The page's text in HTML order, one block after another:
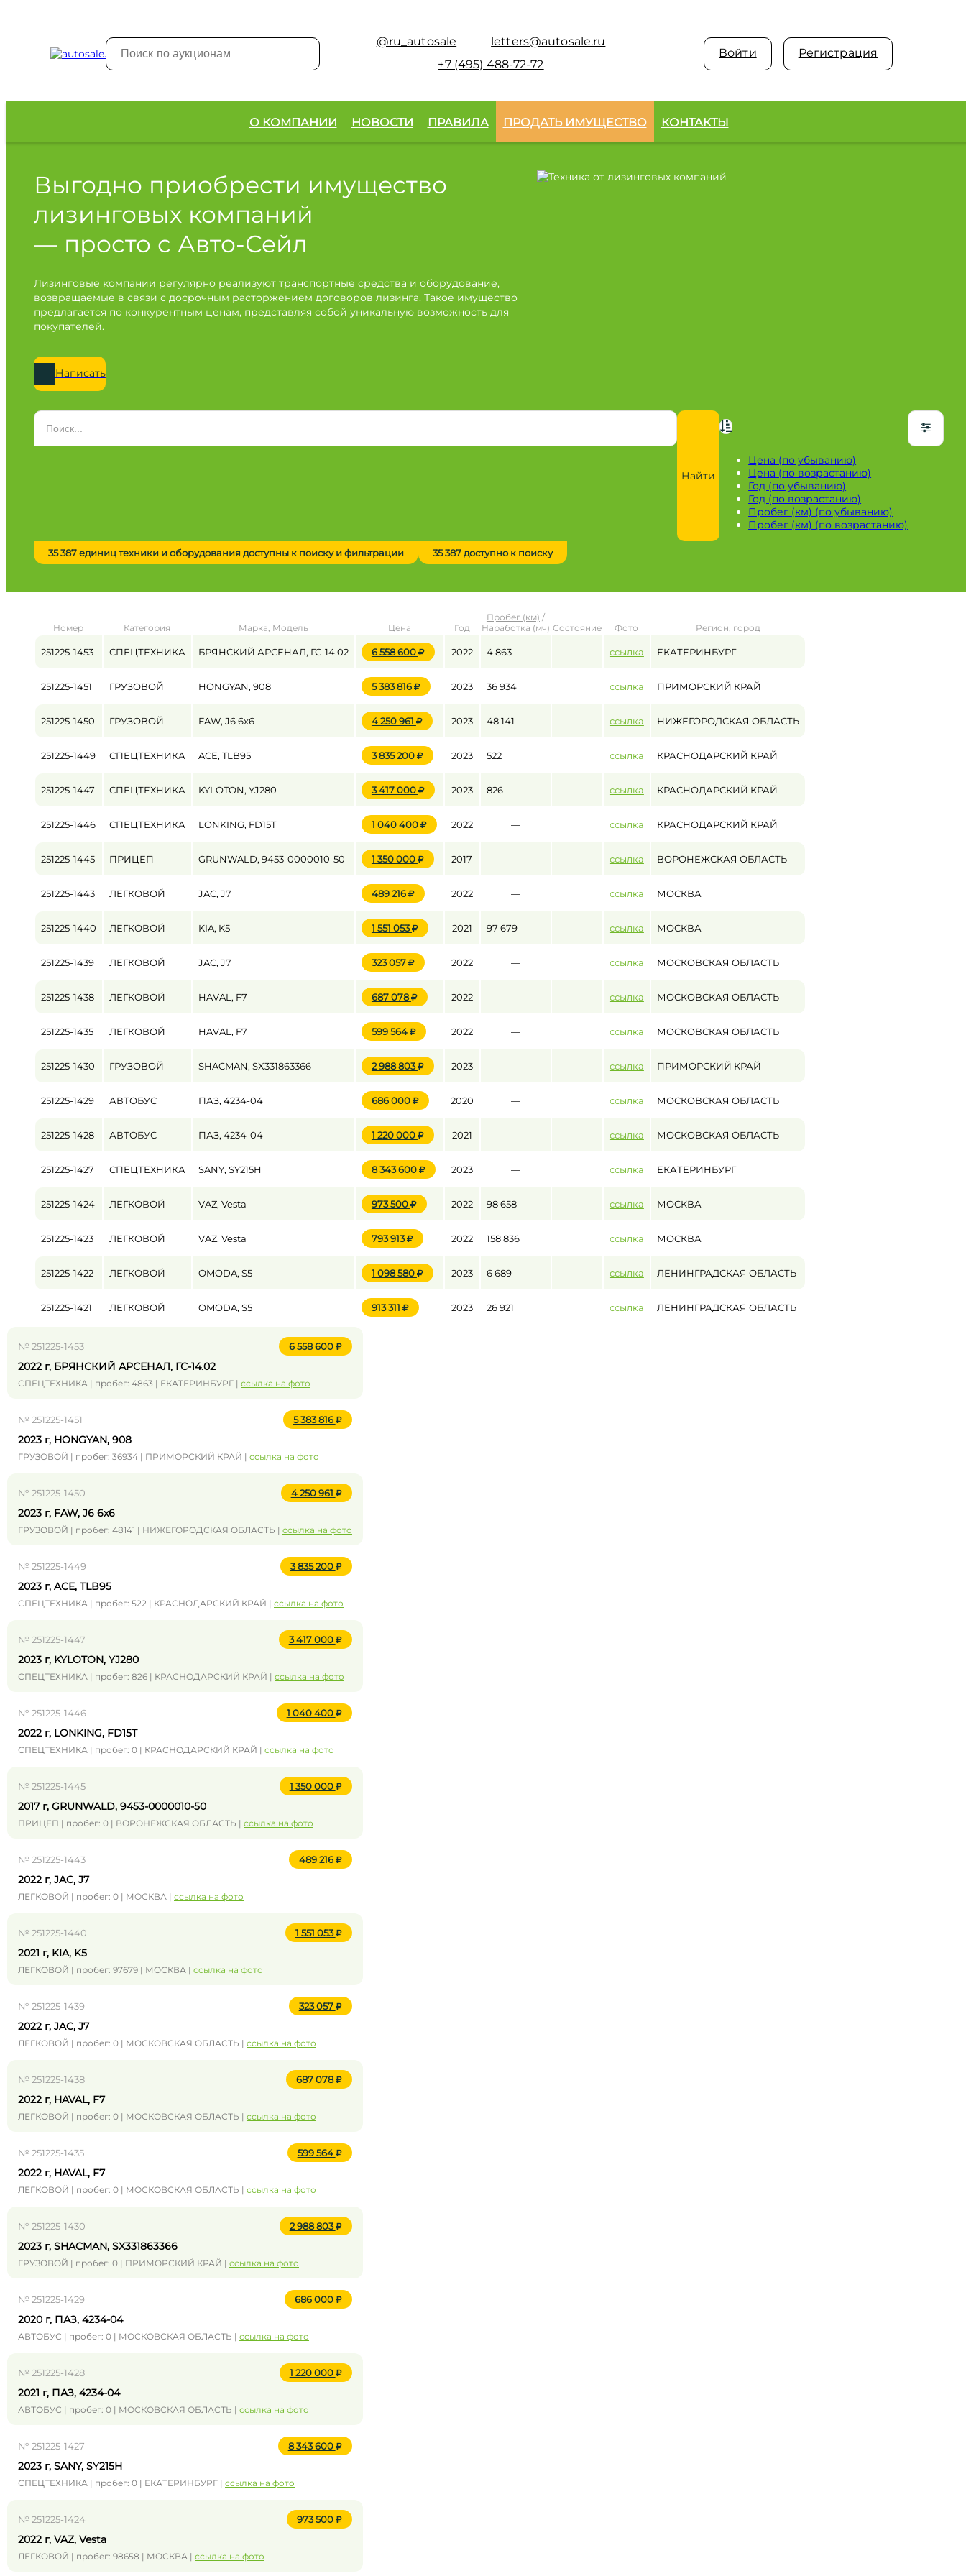
@ru_autosale
letters@autosale.ru
+7 (495) 488-72-72
Войти Регистрация
О КОМПАНИИ НОВОСТИ ПРАВИЛА ПРОДАТЬ ИМУЩЕСТВО КОНТАКТЫ
Выгодно приобрести имущество
лизинговых компаний
— просто с Авто-Сейл
Лизинговые компании регулярно реализуют транспортные средства и оборудование,
возвращаемые в связи с досрочным расторжением договоров лизинга. Такое имущество
предлагается по конкурентным ценам, представляя собой уникальную возможность для
покупателей.
Написать
Сначала выберите марку
Город / регион
от до
Цена
Найти
Цена (по убыванию)
Цена (по возрастанию)
Год (по убыванию)
Год (по возрастанию)
Пробег (км) (по убыванию)
Пробег (км) (по возрастанию)
35 387 единиц техники и оборудования доступны к поиску и фильтрации 35 387 доступно к поиску
Номер Категория Марка, Модель Цена Год
Пробег (км) /
Наработка (мч) Состояние Фото Регион, город
251225-1453 СПЕЦТЕХНИКА БРЯНСКИЙ АРСЕНАЛ, ГС-14.02 6 558 600 2022 4 863 ссылка ЕКАТЕРИНБУРГ
251225-1451 ГРУЗОВОЙ HONGYAN, 908 5 383 816 2023 36 934 ссылка ПРИМОРСКИЙ КРАЙ
251225-1450 ГРУЗОВОЙ FAW, J6 6x6 4 250 961 2023 48 141 ссылка НИЖЕГОРОДСКАЯ ОБЛАСТЬ
251225-1449 СПЕЦТЕХНИКА ACE, TLB95 3 835 200 2023 522 ссылка КРАСНОДАРСКИЙ КРАЙ
251225-1447 СПЕЦТЕХНИКА KYLOTON, YJ280 3 417 000 2023 826 ссылка КРАСНОДАРСКИЙ КРАЙ
251225-1446 СПЕЦТЕХНИКА LONKING, FD15T 1 040 400 2022 — ссылка КРАСНОДАРСКИЙ КРАЙ
251225-1445 ПРИЦЕП GRUNWALD, 9453-0000010-50 1 350 000 2017 — ссылка ВОРОНЕЖСКАЯ ОБЛАСТЬ
251225-1443 ЛЕГКОВОЙ JAC, J7 489 216 2022 — ссылка МОСКВА
251225-1440 ЛЕГКОВОЙ KIA, K5 1 551 053 2021 97 679 ссылка МОСКВА
251225-1439 ЛЕГКОВОЙ JAC, J7 323 057 2022 — ссылка МОСКОВСКАЯ ОБЛАСТЬ
251225-1438 ЛЕГКОВОЙ HAVAL, F7 687 078 2022 — ссылка МОСКОВСКАЯ ОБЛАСТЬ
251225-1435 ЛЕГКОВОЙ HAVAL, F7 599 564 2022 — ссылка МОСКОВСКАЯ ОБЛАСТЬ
251225-1430 ГРУЗОВОЙ SHACMAN, SX331863366 2 988 803 2023 — ссылка ПРИМОРСКИЙ КРАЙ
251225-1429 АВТОБУС ПАЗ, 4234-04 686 000 2020 — ссылка МОСКОВСКАЯ ОБЛАСТЬ
251225-1428 АВТОБУС ПАЗ, 4234-04 1 220 000 2021 — ссылка МОСКОВСКАЯ ОБЛАСТЬ
251225-1427 СПЕЦТЕХНИКА SANY, SY215H 8 343 600 2023 — ссылка ЕКАТЕРИНБУРГ
251225-1424 ЛЕГКОВОЙ VAZ, Vesta 973 500 2022 98 658 ссылка МОСКВА
251225-1423 ЛЕГКОВОЙ VAZ, Vesta 793 913 2022 158 836 ссылка МОСКВА
251225-1422 ЛЕГКОВОЙ OMODA, S5 1 098 580 2023 6 689 ссылка ЛЕНИНГРАДСКАЯ ОБЛАСТЬ
251225-1421 ЛЕГКОВОЙ OMODA, S5 913 311 2023 26 921 ссылка ЛЕНИНГРАДСКАЯ ОБЛАСТЬ
№ 251225-1453 6 558 600
2022 г, БРЯНСКИЙ АРСЕНАЛ, ГС-14.02
СПЕЦТЕХНИКА | пробег: 4863 | ЕКАТЕРИНБУРГ | ссылка на фото
№ 251225-1451 5 383 816
2023 г, HONGYAN, 908
ГРУЗОВОЙ | пробег: 36934 | ПРИМОРСКИЙ КРАЙ | ссылка на фото
№ 251225-1450 4 250 961
2023 г, FAW, J6 6x6
ГРУЗОВОЙ | пробег: 48141 | НИЖЕГОРОДСКАЯ ОБЛАСТЬ | ссылка на фото
№ 251225-1449 3 835 200
2023 г, ACE, TLB95
СПЕЦТЕХНИКА | пробег: 522 | КРАСНОДАРСКИЙ КРАЙ | ссылка на фото
№ 251225-1447 3 417 000
2023 г, KYLOTON, YJ280
СПЕЦТЕХНИКА | пробег: 826 | КРАСНОДАРСКИЙ КРАЙ | ссылка на фото
№ 251225-1446 1 040 400
2022 г, LONKING, FD15T
СПЕЦТЕХНИКА | пробег: 0 | КРАСНОДАРСКИЙ КРАЙ | ссылка на фото
№ 251225-1445 1 350 000
2017 г, GRUNWALD, 9453-0000010-50
ПРИЦЕП | пробег: 0 | ВОРОНЕЖСКАЯ ОБЛАСТЬ | ссылка на фото
№ 251225-1443 489 216
2022 г, JAC, J7
ЛЕГКОВОЙ | пробег: 0 | МОСКВА | ссылка на фото
№ 251225-1440 1 551 053
2021 г, KIA, K5
ЛЕГКОВОЙ | пробег: 97679 | МОСКВА | ссылка на фото
№ 251225-1439 323 057
2022 г, JAC, J7
ЛЕГКОВОЙ | пробег: 0 | МОСКОВСКАЯ ОБЛАСТЬ | ссылка на фото
№ 251225-1438 687 078
2022 г, HAVAL, F7
ЛЕГКОВОЙ | пробег: 0 | МОСКОВСКАЯ ОБЛАСТЬ | ссылка на фото
№ 251225-1435 599 564
2022 г, HAVAL, F7
ЛЕГКОВОЙ | пробег: 0 | МОСКОВСКАЯ ОБЛАСТЬ | ссылка на фото
№ 251225-1430 2 988 803
2023 г, SHACMAN, SX331863366
ГРУЗОВОЙ | пробег: 0 | ПРИМОРСКИЙ КРАЙ | ссылка на фото
№ 251225-1429 686 000
2020 г, ПАЗ, 4234-04
АВТОБУС | пробег: 0 | МОСКОВСКАЯ ОБЛАСТЬ | ссылка на фото
№ 251225-1428 1 220 000
2021 г, ПАЗ, 4234-04
АВТОБУС | пробег: 0 | МОСКОВСКАЯ ОБЛАСТЬ | ссылка на фото
№ 251225-1427 8 343 600
2023 г, SANY, SY215H
СПЕЦТЕХНИКА | пробег: 0 | ЕКАТЕРИНБУРГ | ссылка на фото
№ 251225-1424 973 500
2022 г, VAZ, Vesta
ЛЕГКОВОЙ | пробег: 98658 | МОСКВА | ссылка на фото